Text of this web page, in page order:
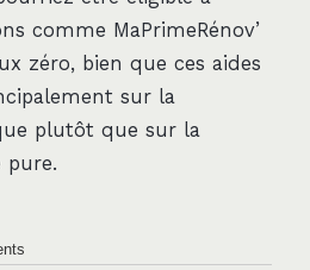
comme MaPrimeRénov’
zéro, bien que ces aides
sur la
plutôt que sur la
pure.